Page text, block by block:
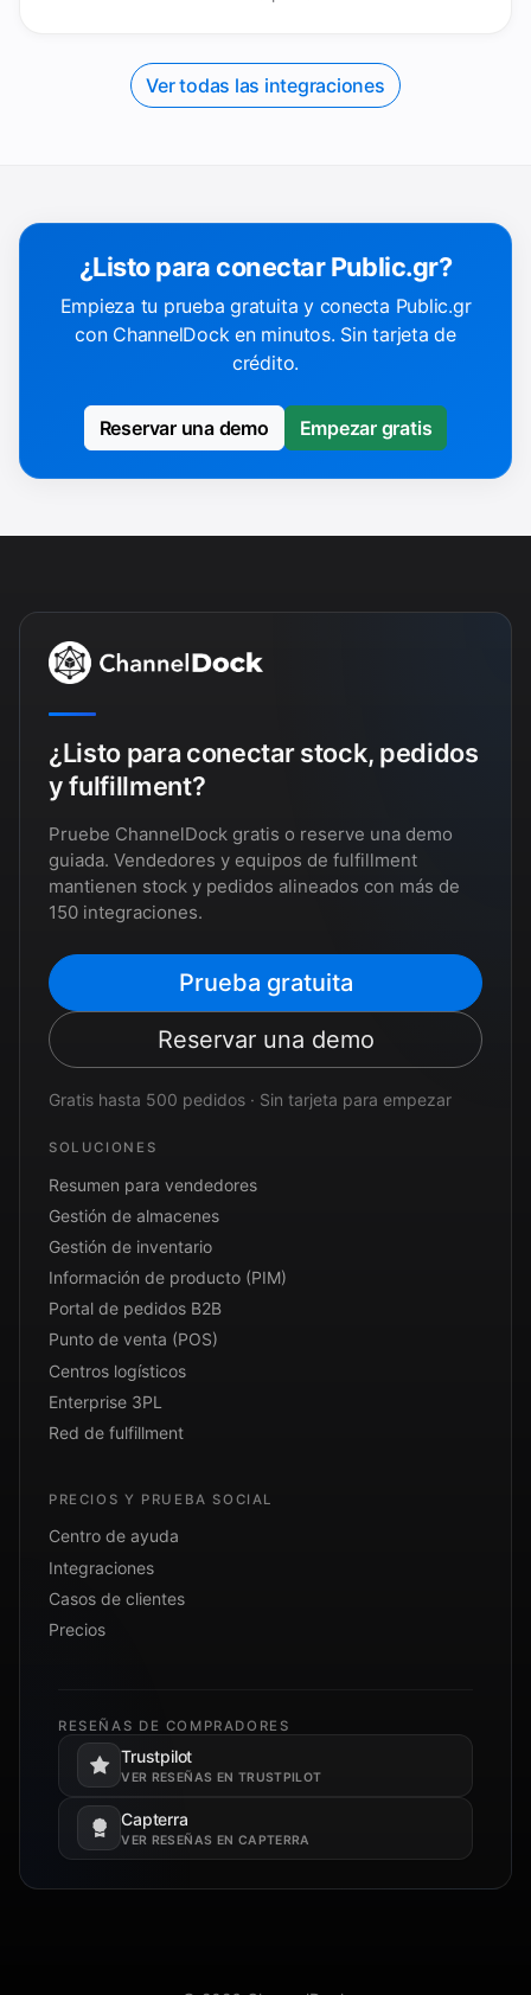
Ver todas las integraciones
¿Listo para conectar Public.gr?
Empieza tu prueba gratuita y conecta Public.gr
con ChannelDock en minutos. Sin tarjeta de
crédito.
Reservar una demo Empezar gratis
¿Listo para conectar stock, pedidos
y fulfillment?
Pruebe ChannelDock gratis o reserve una demo
guiada. Vendedores y equipos de fulfillment
mantienen stock y pedidos alineados con más de
150 integraciones.
Prueba gratuita
Reservar una demo
Gratis hasta 500 pedidos · Sin tarjeta para empezar
SOLUCIONES
Resumen para vendedores
Gestión de almacenes
Gestión de inventario
Información de producto (PIM)
Portal de pedidos B2B
Punto de venta (POS)
Centros logísticos
Enterprise 3PL
Red de fulfillment
PRECIOS Y PRUEBA SOCIAL
Centro de ayuda
Integraciones
Casos de clientes
Precios
RESEÑAS DE COMPRADORES
Trustpilot
VER RESEÑAS EN TRUSTPILOT
Se abre en una pestaña nueva.
Capterra
VER RESEÑAS EN CAPTERRA
Se abre en una pestaña nueva.